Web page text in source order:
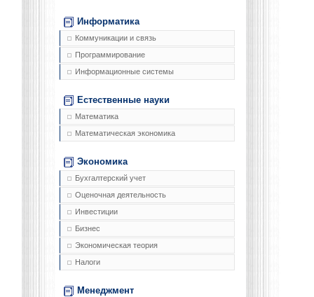
Информатика
Коммуникации и связь
Программирование
Информационные системы
Естественные науки
Математика
Математическая экономика
Экономика
Бухгалтерский учет
Оценочная деятельность
Инвестиции
Бизнес
Экономическая теория
Налоги
Менеджмент